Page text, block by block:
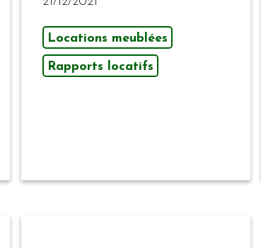
Locations meublées
Rapports locatifs